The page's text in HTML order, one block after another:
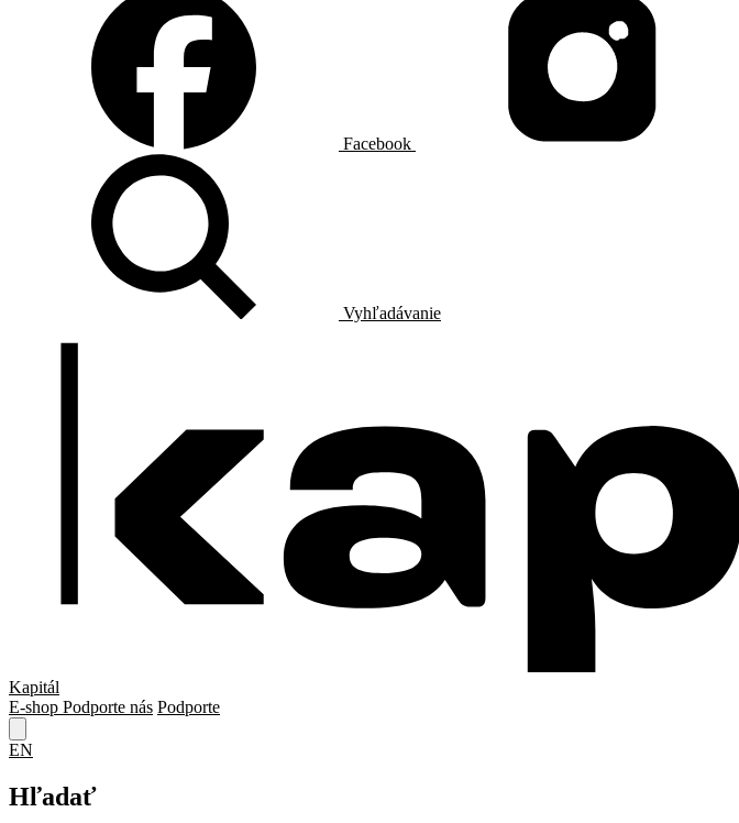
Facebook
Vyhľadávanie
Kapitál
E-shop Podporte nás Podporte
EN
Hľadať